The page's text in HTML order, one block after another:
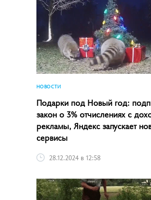
НОВОСТИ
Подарки под Новый год:
закон о 3% отчислениях с
рекламы, Яндекс запускает
сервисы
28.12.2024 в 12:58